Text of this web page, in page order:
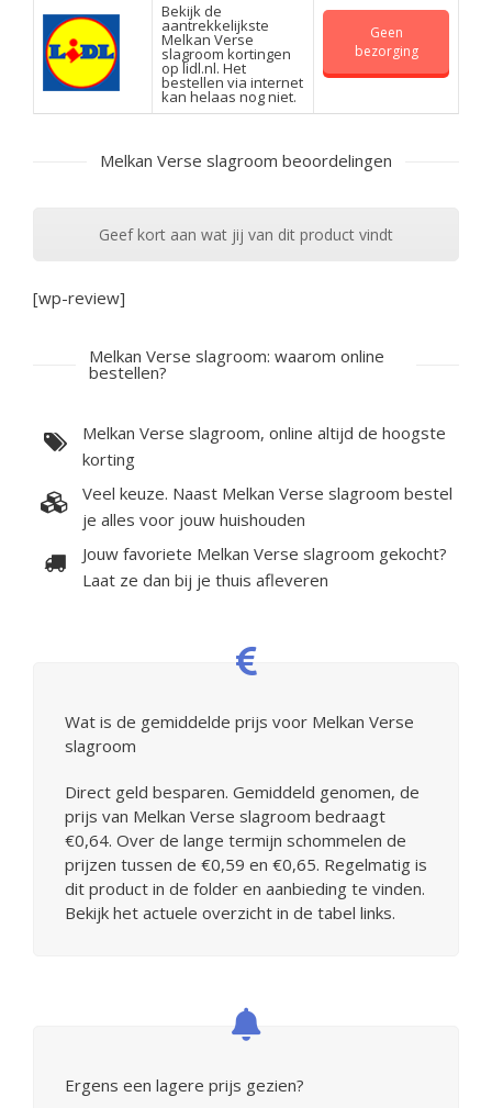
Bekijk de
aantrekkelijkste
Melkan Verse
slagroom kortingen
op lidl.nl. Het
bestellen via internet
kan helaas nog niet.
Geen
bezorging
Melkan Verse slagroom beoordelingen
Geef kort aan wat jij van dit product vindt
[wp-review]
Melkan Verse slagroom: waarom online
bestellen?
Melkan Verse slagroom, online altijd de hoogste
korting
Veel keuze. Naast Melkan Verse slagroom bestel
je alles voor jouw huishouden
Jouw favoriete Melkan Verse slagroom gekocht?
Laat ze dan bij je thuis afleveren
Wat is de gemiddelde prijs voor Melkan Verse
slagroom
Direct geld besparen. Gemiddeld genomen, de
prijs van Melkan Verse slagroom bedraagt
€0,64. Over de lange termijn schommelen de
prijzen tussen de €0,59 en €0,65. Regelmatig is
dit product in de folder en aanbieding te vinden.
Bekijk het actuele overzicht in de tabel links.
Ergens een lagere prijs gezien?